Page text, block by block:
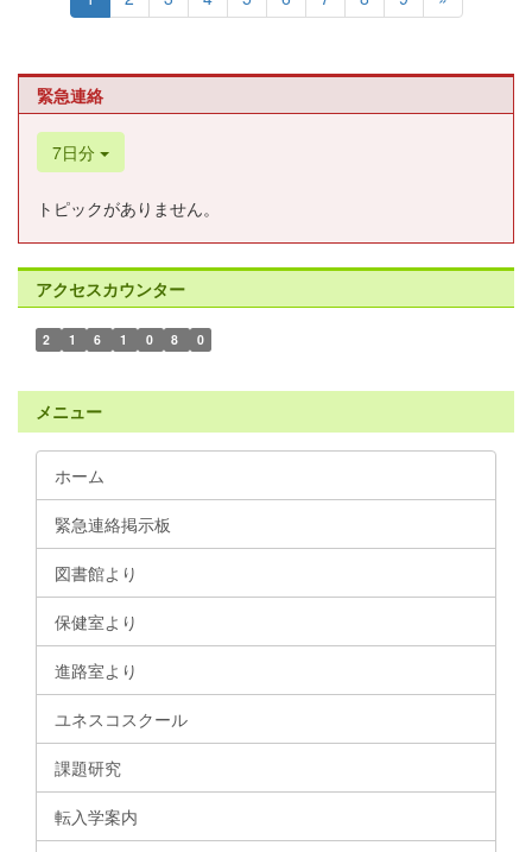
緊急連絡
7日分
トピックがありません。
アクセスカウンター
2 1 6 1 0 8 0
メニュー
ホーム
緊急連絡掲示板
図書館より
保健室より
進路室より
ユネスコスクール
課題研究
転入学案内